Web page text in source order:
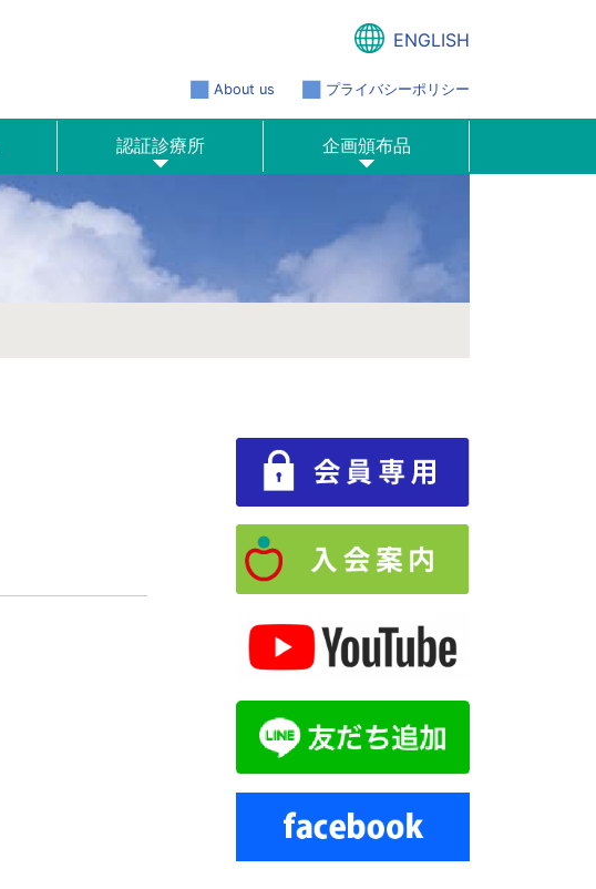
ENGLISH
About us プライバシーポリシー
認証診療所 企画頒布品